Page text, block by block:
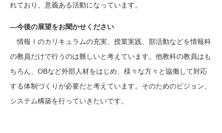
れており、意義ある活動になっています。
―今後の展望をお聞かせください
情報Ⅰのカリキュラムの充実、授業実践、部活動などを情報科
の教員だけで行うのは難しいと考えています。他教科の教員はも
ちろん、OBなど外部人材をはじめ、様々な方々と協働して対応
する体制づくりが必要だと考えています。そのためのビジョン、
システム構築を行っていきたいです。